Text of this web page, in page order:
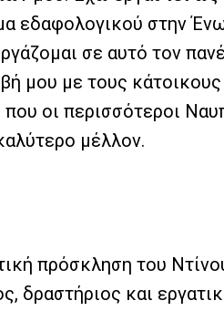
εδαφολογικού στην
σε αυτό τον
μου με τους
οι περισσότεροι
μέλλον.
πρόσκληση του
δραστήριος και